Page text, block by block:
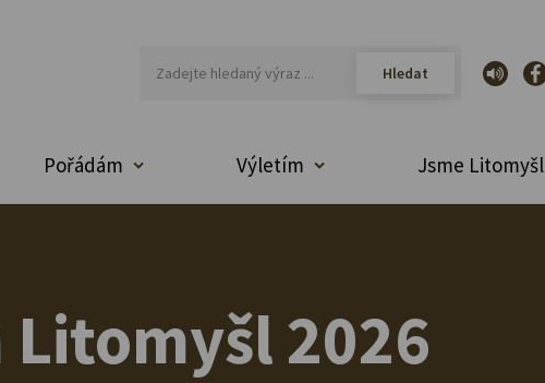
Pořádám Výletím Jsme Litomyšl
2026